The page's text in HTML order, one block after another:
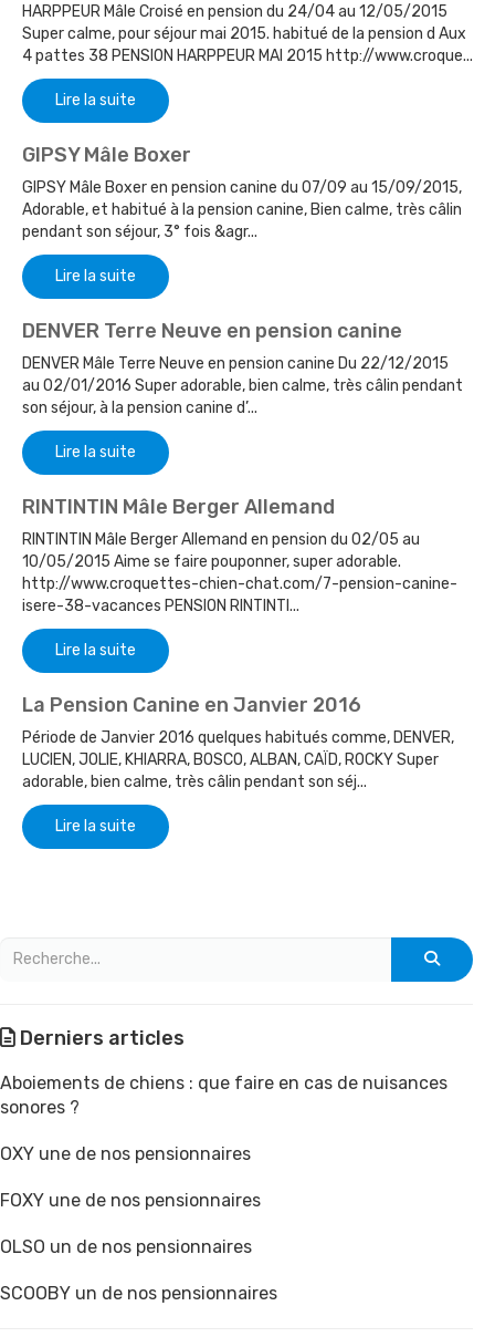
HARPPEUR Mâle Croisé en pension du 24/04 au 12/05/2015
Super calme, pour séjour mai 2015. habitué de la pension d Aux
4 pattes 38 PENSION HARPPEUR MAI 2015 http://www.croque...
Lire la suite
GIPSY Mâle Boxer
GIPSY Mâle Boxer en pension canine du 07/09 au 15/09/2015,
Adorable, et habitué à la pension canine, Bien calme, très câlin
pendant son séjour, 3° fois &agr...
Lire la suite
DENVER Terre Neuve en pension canine
DENVER Mâle Terre Neuve en pension canine Du 22/12/2015
au 02/01/2016 Super adorable, bien calme, très câlin pendant
son séjour, à la pension canine d’...
Lire la suite
RINTINTIN Mâle Berger Allemand
RINTINTIN Mâle Berger Allemand en pension du 02/05 au
10/05/2015 Aime se faire pouponner, super adorable.
http://www.croquettes-chien-chat.com/7-pension-canine-
isere-38-vacances PENSION RINTINTI...
Lire la suite
La Pension Canine en Janvier 2016
Période de Janvier 2016 quelques habitués comme, DENVER,
LUCIEN, JOLIE, KHIARRA, BOSCO, ALBAN, CAÏD, ROCKY Super
adorable, bien calme, très câlin pendant son séj...
Lire la suite
Derniers articles
Aboiements de chiens : que faire en cas de nuisances
sonores ?
OXY une de nos pensionnaires
FOXY une de nos pensionnaires
OLSO un de nos pensionnaires
SCOOBY un de nos pensionnaires